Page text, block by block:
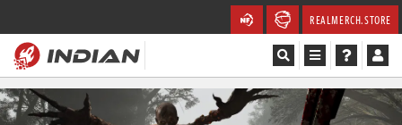
REALMERCH.STORE
Magazín